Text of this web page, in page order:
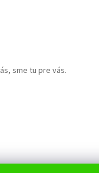
sme tu pre vás.